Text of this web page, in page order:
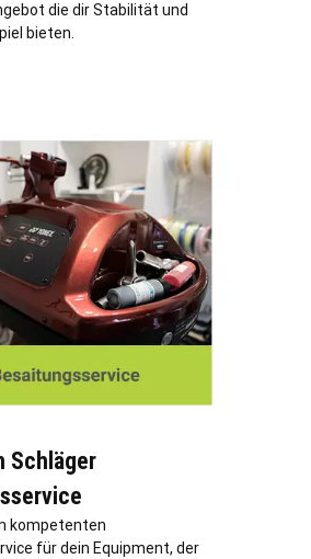
die dir Stabilität und
bieten.
Schläger
kompetenten
für dein Equipment, der